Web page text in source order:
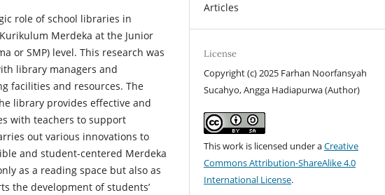
role of school libraries in
Merdeka at the Junior
or SMP) level. This research was
library managers and
facilities and resources. The
library provides effective and
with teachers to support
out various innovations to
and student-centered Merdeka
as a reading space but also as
the development of students’
Articles
License
Copyright (c) 2025 Farhan Noorfansyah
Sucahyo, Angga Hadiapurwa (Author)
This work is licensed under aCreative
Commons Attribution-ShareAlike 4.0
International License.